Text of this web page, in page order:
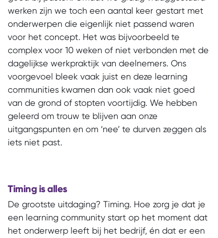
werken zijn we toch een aantal keer gestart met
onderwerpen die eigenlijk niet passend waren
voor het concept. Het was bijvoorbeeld te
complex voor 10 weken of niet verbonden met de
dagelijkse werkpraktijk van deelnemers. Ons
voorgevoel bleek vaak juist en deze learning
communities kwamen dan ook vaak niet goed
van de grond of stopten voortijdig. We hebben
geleerd om trouw te blijven aan onze
uitgangspunten en om ‘nee’ te durven zeggen als
iets niet past.
Timing is alles
De grootste uitdaging? Timing. Hoe zorg je dat je
een learning community start op het moment dat
het onderwerp leeft bij het bedrijf, én dat er een